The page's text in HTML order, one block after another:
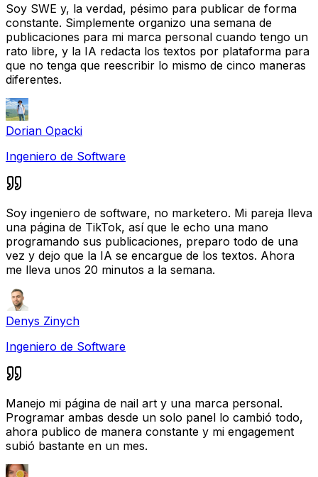
Soy SWE y, la verdad, pésimo para publicar de forma
constante. Simplemente organizo una semana de
publicaciones para mi marca personal cuando tengo un
rato libre, y la IA redacta los textos por plataforma para
que no tenga que reescribir lo mismo de cinco maneras
diferentes.
Dorian Opacki
Ingeniero de Software
Soy ingeniero de software, no marketero. Mi pareja lleva
una página de TikTok, así que le echo una mano
programando sus publicaciones, preparo todo de una
vez y dejo que la IA se encargue de los textos. Ahora
me lleva unos 20 minutos a la semana.
Denys Zinych
Ingeniero de Software
Manejo mi página de nail art y una marca personal.
Programar ambas desde un solo panel lo cambió todo,
ahora publico de manera constante y mi engagement
subió bastante en un mes.